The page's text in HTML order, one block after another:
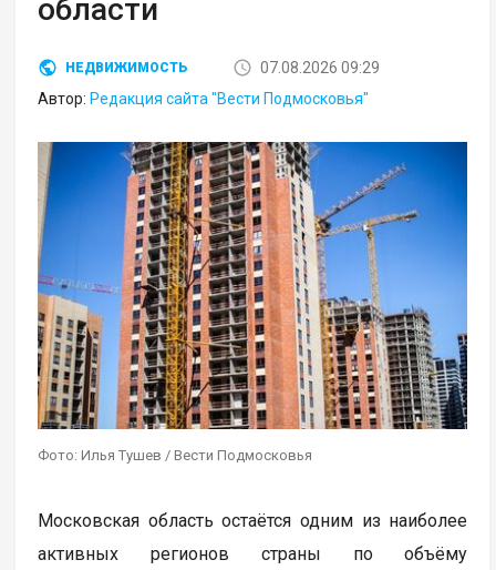
области
НЕДВИЖИМОСТЬ
07.08.2026 09:29
Автор: Редакция сайта "Вести Подмосковья"
Фото: Илья Тушев / Вести Подмосковья
Московская область остаётся одним из наиболее
активных регионов страны по объёму